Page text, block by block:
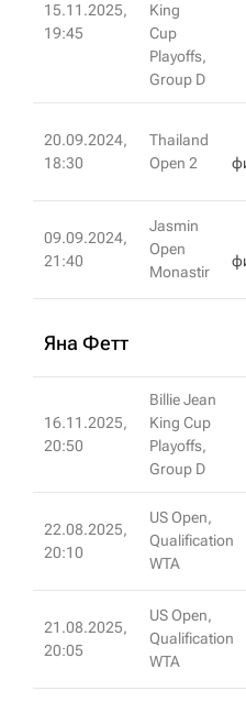
15.11.2025,
19:45
King
Cup
Playoffs,
Group D
20.09.2024,
18:30
Thailand
Open 2
09.09.2024,
21:40
Jasmin
Open
Monastir
Яна Фетт
16.11.2025,
20:50
Billie Jean
King Cup
Playoffs,
Group D
22.08.2025,
20:10
US Open,
Qualification
WTA
21.08.2025,
20:05
US Open,
Qualification
WTA